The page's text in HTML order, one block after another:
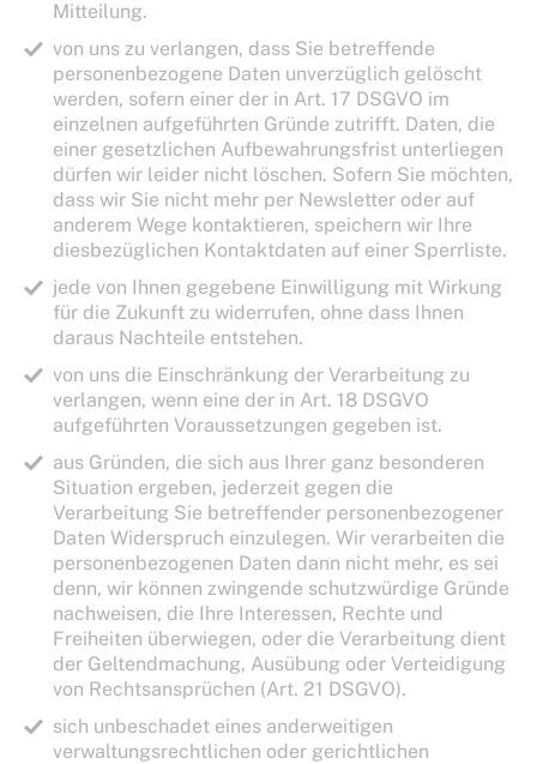
Mitteilung.
von uns zu verlangen, dass Sie betreffende
personenbezogene Daten unverzüglich gelöscht
werden, sofern einer der in Art. 17 DSGVO im
einzelnen aufgeführten Gründe zutrifft. Daten, die
einer gesetzlichen Aufbewahrungsfrist unterliegen
dürfen wir leider nicht löschen. Sofern Sie möchten,
dass wir Sie nicht mehr per Newsletter oder auf
anderem Wege kontaktieren, speichern wir Ihre
diesbezüglichen Kontaktdaten auf einer Sperrliste.
jede von Ihnen gegebene Einwilligung mit Wirkung
für die Zukunft zu widerrufen, ohne dass Ihnen
daraus Nachteile entstehen.
von uns die Einschränkung der Verarbeitung zu
verlangen, wenn eine der in Art. 18 DSGVO
aufgeführten Voraussetzungen gegeben ist.
aus Gründen, die sich aus Ihrer ganz besonderen
Situation ergeben, jederzeit gegen die
Verarbeitung Sie betreffender personenbezogener
Daten Widerspruch einzulegen. Wir verarbeiten die
personenbezogenen Daten dann nicht mehr, es sei
denn, wir können zwingende schutzwürdige Gründe
nachweisen, die Ihre Interessen, Rechte und
Freiheiten überwiegen, oder die Verarbeitung dient
der Geltendmachung, Ausübung oder Verteidigung
von Rechtsansprüchen (Art. 21 DSGVO).
sich unbeschadet eines anderweitigen
verwaltungsrechtlichen oder gerichtlichen